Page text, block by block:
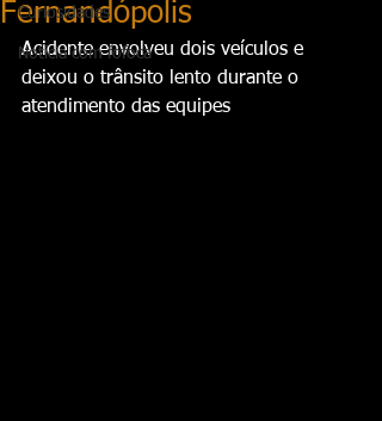
Curiosidades
Notícia com fofoca
Fernandópolis
Acidente envolveu dois veículos e
deixou o trânsito lento durante o
atendimento das equipes